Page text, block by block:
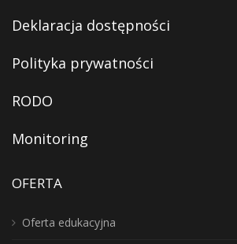
Deklaracja dostępności
Polityka prywatności
RODO
Monitoring
OFERTA
Oferta edukacyjna